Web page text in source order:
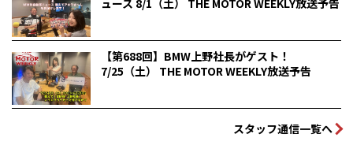
ュース 8/1（土） THE MOTOR WEEKLY放送予告
【第688回】BMW上野社長がゲスト！
7/25（土） THE MOTOR WEEKLY放送予告
スタッフ通信一覧へ